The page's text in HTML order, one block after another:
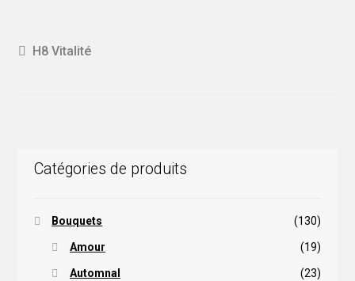
Navigation
Article
H8 Vitalité
Catégories de produits
Bouquets (130)
Amour (19)
Automnal (23)